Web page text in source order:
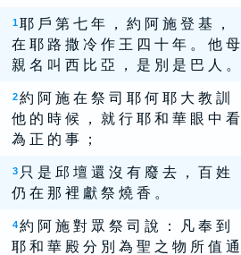
1 耶 戶 第 七 年 ， 約 阿 施 登 基 ，
在 耶 路 撒 冷 作 王 四 十 年 。 他 母
親 名 叫 西 比 亞 ， 是 別 是 巴 人 。
2 約 阿 施 在 祭 司 耶 何 耶 大 教 訓
他 的 時 候 ， 就 行 耶 和 華 眼 中 看
為 正 的 事 ；
3 只 是 邱 壇 還 沒 有 廢 去 ， 百 姓
仍 在 那 裡 獻 祭 燒 香 。
4 約 阿 施 對 眾 祭 司 說 ： 凡 奉 到
耶 和 華 殿 分 別 為 聖 之 物 所 值 通